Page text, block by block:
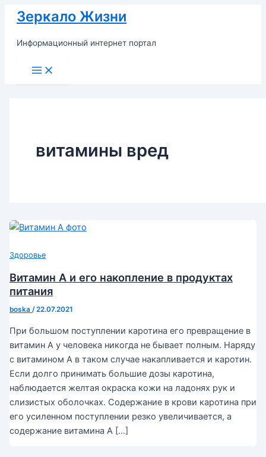
Перейти
содержимому
Зеркало Жизни
Информационный интернет портал
Main
Menu
витамины вред
Здоровье
Витамин А и его накопление в продуктах
питания
boska /22.07.2021
При большом поступлении каротина его превращение в
витамин А у человека никогда не бывает полным. Наряду
с витамином А в таком случае накапливается и каротин.
Если долго принимать большие дозы каротина,
наблюдается желтая окраска кожи на ладонях рук и
слизистых оболочках. Содержание в крови каротина при
его усиленном поступлении резко увеличивается, а
содержание витамина А […]